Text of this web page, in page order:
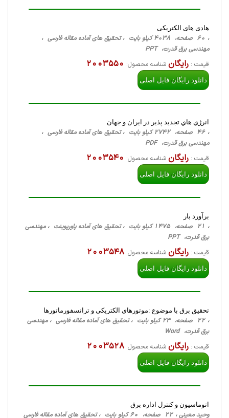
هادی های الکتریکی
، 60 صفحه، 4038 کیلو بایت ، تحقیق های آماده مقاله فارسی ،
مهندسی برق قدرت، PPT
قیمت : رایگانشناسه محصول: 2003550
دانلود رایگان فایل اصلی
انرژي هاي تجديد پذير در ايران و جهان
، 46 صفحه، 2742 کیلو بایت ، تحقیق های آماده مقاله فارسی ،
مهندسی برق قدرت، PDF
قیمت : رایگانشناسه محصول: 2003540
دانلود رایگان فایل اصلی
برآورد بار
، 21 صفحه، 1475 کیلو بایت ، تحقیق های آماده پاورپوینت ، مهندسی
برق قدرت، PPT
قیمت : رایگانشناسه محصول: 2003548
دانلود رایگان فایل اصلی
تحقیق برق با موضوع :موتورهای الکتریکی و ترانسفورماتورها
، 22 صفحه، 23 کیلو بایت ، تحقیق های آماده مقاله فارسی ، مهندسی
برق قدرت، Word
قیمت : رایگانشناسه محصول: 2003528
دانلود رایگان فایل اصلی
اتوماسیون و کنترل اداره برق
وحید معینی ، 22 صفحه، 60 کیلو بایت ، تحقیق های آماده مقاله فارسی